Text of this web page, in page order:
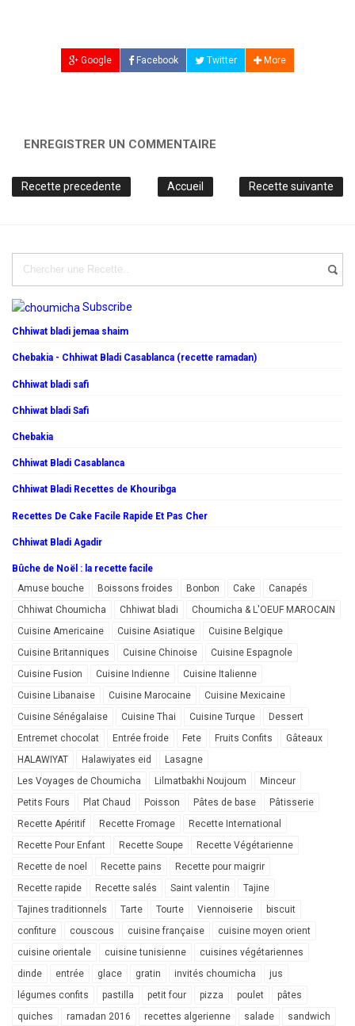
Google Facebook Twitter More
ENREGISTRER UN COMMENTAIRE
Recette precedente Recette suivante
Accueil
Subscribe
Chhiwat bladi jemaa shaim
Chebakia - Chhiwat Bladi Casablanca (recette ramadan)
Chhiwat bladi safi
Chhiwat bladi Safi
Chebakia
Chhiwat Bladi Casablanca
Chhiwat Bladi Recettes de Khouribga
Recettes De Cake Facile Rapide Et Pas Cher
Chhiwat Bladi Agadir
Bûche de Noël : la recette facile
Amuse bouche
Boissons froides Bonbon Cake
Canapés
Chhiwat Choumicha
Chhiwat bladi
Choumicha & L'OEUF MAROCAIN
Cuisine Americaine
Cuisine Asiatique
Cuisine Belgique
Cuisine Britanniques
Cuisine Chinoise
Cuisine Espagnole
Cuisine Fusion
Cuisine Indienne
Cuisine Italienne
Cuisine Libanaise
Cuisine Marocaine
Cuisine Mexicaine
Cuisine Sénégalaise
Cuisine Thai Cuisine Turque
Dessert
Entremet chocolat
Entrée froide Fete Fruits Confits
Gâteaux
HALAWIYAT
Halawiyates eid
Lasagne
Les Voyages de Choumicha
Lilmatbakhi Noujoum
Minceur
Petits Fours
Plat Chaud Poisson Pâtes de base
Pâtisserie
Recette Apéritif
Recette Fromage
Recette International
Recette Pour Enfant
Recette Soupe
Recette Végétarienne
Recette de noel
Recette pains
Recette pour maigrir
Recette rapide
Recette salés Saint valentin
Tajine
Tajines traditionnels
Tarte Tourte Viennoiserie
biscuit
confiture
couscous cuisine française
cuisine moyen orient
cuisine orientale
cuisine tunisienne
cuisines végétariennes
dinde
entrée glace gratin invités choumicha
jus
légumes confits
pastilla petit four pizza poulet
pâtes
quiches
ramadan 2016 recettes algerienne salade sandwich